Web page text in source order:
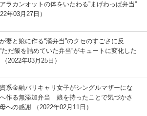
ラカンオットの体をいたわる”まげわっぱ弁当”
年03月27日）
妻と娘に作る“漢弁当”のクセのすごさに反
だ飯を詰めていた弁当”がキュートに変化した
2022年03月25日）
系金融バリキャリ女子がシングルマザーにな
作る無添加弁当 娘を持ったことで気づかさ
への感謝 （2022年02月11日）